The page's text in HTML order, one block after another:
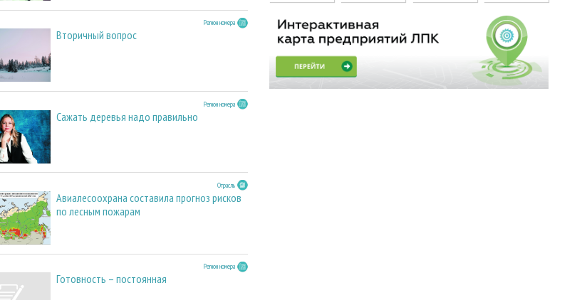
Регион номера
Вторичный вопрос
Регион номера
Сажать деревья надо правильно
Отрасль
Авиалесоохрана составила прогноз рисков
по лесным пожарам
Регион номера
Готовность – постоянная